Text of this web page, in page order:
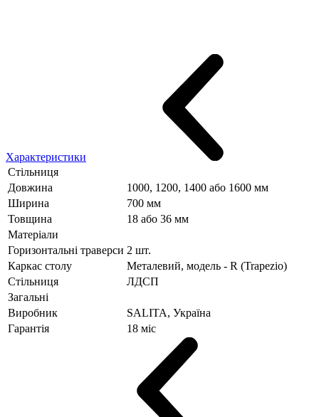
Характеристики
Стільниця
Довжина
1000, 1200, 1400 або 1600 мм
Ширина
700 мм
Товщина
18 або 36 мм
Матеріали
Горизонтальні траверси 2 шт.
Каркас столу
Металевий, модель - R (Trapezio)
Стільниця
ЛДСП
Загальні
Виробник
SALITA, Україна
Гарантія
18 міс